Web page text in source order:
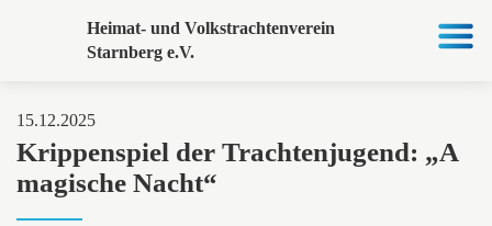
Heimat- und Volkstrachtenverein
Starnberg e.V.
15.12.2025
Krippenspiel der Trachtenjugend: „A
magische Nacht“